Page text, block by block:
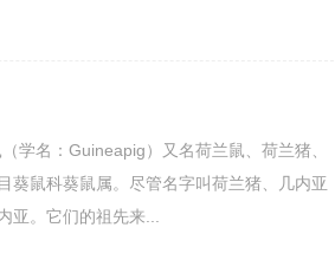
学名：Guineapig）又名荷兰鼠、荷兰猪、
葵鼠科葵鼠属。尽管名字叫荷兰猪、几内亚
亚。它们的祖先来...